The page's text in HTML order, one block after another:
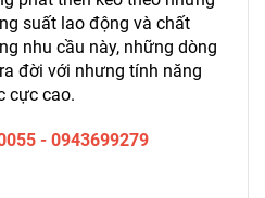
suất lao động và chất
nhu cầu này, những dòng
đời với nhưng tính năng
cực cao.
- 0943699279